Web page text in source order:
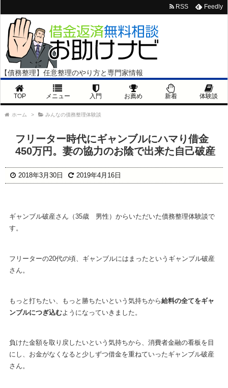
【債務整理】任意整理のやり方と専門家情報
TOP メニュー 入門 お薦め 新着 体験談
RSS Feedly
ホーム > みんなの債務整理体験談
フリーター時代にギャンブルにハマり借金
450万円。妻の協力のお陰で出来た自己破産
2018年3月30日 2019年4月16日
ギャンブル破産さん（35歳 男性）からいただいた債務整理体験談で
す。
フリーターの20代の頃、ギャンブルにはまったというギャンブル破産
さん。
もっと打ちたい、もっと勝ちたいという気持ちから給料の全てをギャ
ンブルにつぎ込むようになっていきました。
負けた金額を取り戻したいという気持ちから、消費者金融の看板を目
にし、お金がなくなると少しずつ借金を重ねていったギャンブル破産
さん。